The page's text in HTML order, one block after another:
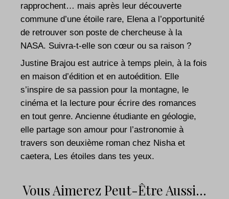
rapprochent… mais après leur découverte
commune d’une étoile rare, Elena a l’opportunité
de retrouver son poste de chercheuse à la
NASA. Suivra-t-elle son cœur ou sa raison ?
Justine Brajou est autrice à temps plein, à la fois
en maison d’édition et en autoédition. Elle
s’inspire de sa passion pour la montagne, le
cinéma et la lecture pour écrire des romances
en tout genre. Ancienne étudiante en géologie,
elle partage son amour pour l’astronomie à
travers son deuxième roman chez Nisha et
caetera, Les étoiles dans tes yeux.
Vous Aimerez Peut-Être Aussi…